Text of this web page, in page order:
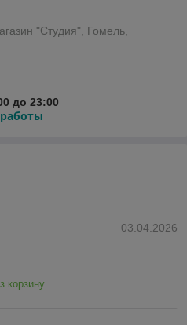
"Студия", Гомель,
до 23:00
03.04.2026
корзину